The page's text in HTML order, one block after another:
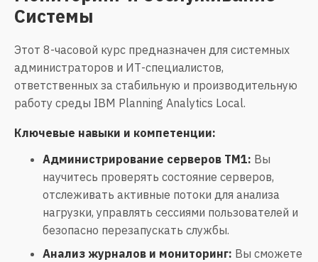
Системы
Этот 8-часовой курс предназначен для системных
администраторов и ИТ-специалистов,
ответственных за стабильную и производительную
работу среды IBM Planning Analytics Local.
Ключевые навыки и компетенции:
Администрирование серверов TM1: Вы
научитесь проверять состояние серверов,
отслеживать активные потоки для анализа
нагрузки, управлять сессиями пользователей и
безопасно перезапускать службы.
Анализ журналов и мониторинг: Вы сможете